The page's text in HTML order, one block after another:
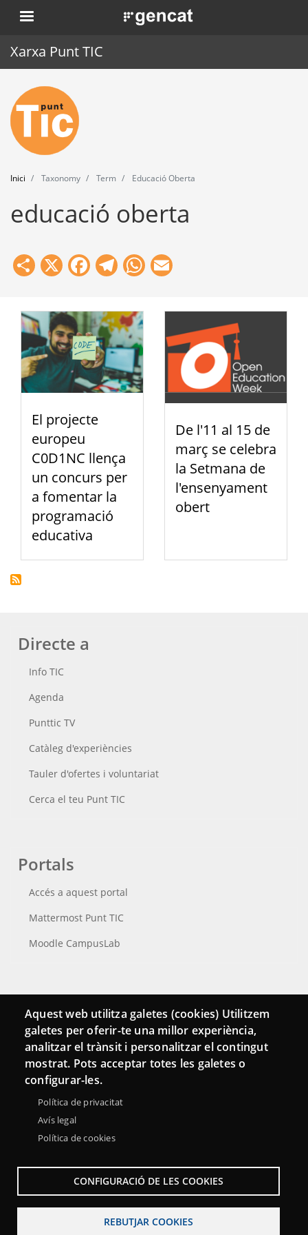
Vés
al
. Obre en una nova finestra.
Xarxa Punt TIC
Inici
Punt TIC
Actualitat
Agenda
Formació
Eines
Inici Taxonomy Term Educació Oberta
educació oberta
Share
X Facebook
Telegram
WhatsApp
El projecte
europeu
C0D1NC llença
un concurs per
a fomentar la
programació
educativa
De l'11 al 15 de
març se celebra
la Setmana de
l'ensenyament
obert
Directe a
Info TIC
Agenda
Punttic TV
Catàleg d'experiències
Tauler d'ofertes i voluntariat
Cerca el teu Punt TIC
Portals
Accés a aquest portal
Mattermost Punt TIC
Moodle CampusLab
Connecta
Bustia de contacte
Butlletins
Aquest web utilitza galetes (cookies) Utilitzem
galetes per oferir-te una millor experiència,
analitzar el trànsit i personalitzar el contingut
mostrat. Pots acceptar totes les galetes o
configurar-les.
Política de privacitat
Avís legal
Política de cookies
CONFIGURACIÓ DE LES COOKIES
REBUTJAR COOKIES